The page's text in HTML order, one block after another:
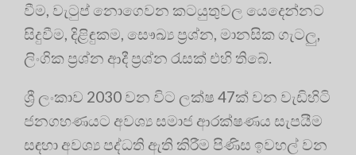
වීම, වැටුප් නොගෙවන කටයුතුවල යෙදෙන්නට
සිදුවීම, දිළිඳුකම, සෞඛ්‍ය ප්‍රශ්න, මානසික ගැටලු,
ලිංගික ප්‍රශ්න ආදී ප්‍රශ්න රැසක් එහි තිබේ.
ශ්‍රී ලංකාව 2030 වන විට ලක්ෂ 47ක් වන වැඩිහිටි
ජනගහණයට අවශ්‍ය සමාජ ආරක්ෂණය සැපයීම
සඳහා අවශ්‍ය පද්ධති ඇති කිරීම පිණිස ඉවහල් වන